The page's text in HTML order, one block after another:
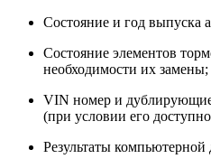
Состояние и год выпуска
Состояние элементов
необходимости их замены;
VIN номер и дублирующие
(при условии его
Результаты компьютерной